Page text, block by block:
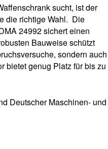
sucht, ist der
die richtige Wahl. Die
24992 sichert einen
Bauweise schützt
sondern auch
bietet genug Platz für bis zu